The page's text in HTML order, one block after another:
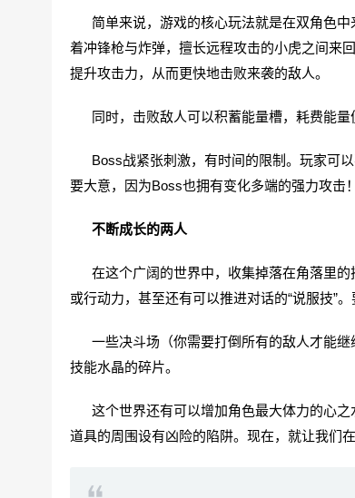
简单来说，游戏的核心玩法就是在双角色中
着冲锋枪与炸弹，擅长远程攻击的小虎之间来
提升攻击力，从而更快地击败来袭的敌人。
同时，击败敌人可以积蓄能量槽，耗费能量
Boss战紧张刺激，有时间的限制。玩家可以
要大意，因为Boss也拥有变化多端的强力攻击！
不断成长的两人
在这个广阔的世界中，收集掉落在角落里的
或行动力，甚至还有可以推进对话的“说服技”
一些决斗场（你需要打倒所有的敌人才能继
技能水晶的碎片。
这个世界还有可以增加角色最大体力的心之
道具的周围设有凶险的陷阱。现在，就让我们